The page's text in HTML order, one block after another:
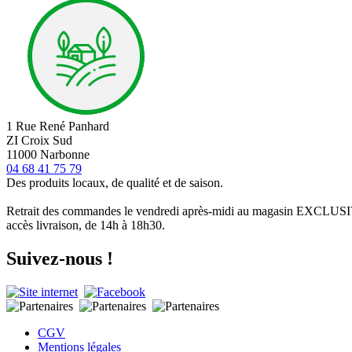
1 Rue René Panhard
ZI Croix Sud
11000 Narbonne
04 68 41 75 79
Des produits locaux, de qualité et de saison.
Retrait des commandes le vendredi après-midi au magasin
accès livraison, de 14h à 18h30.
Suivez-nous !
CGV
Mentions légales